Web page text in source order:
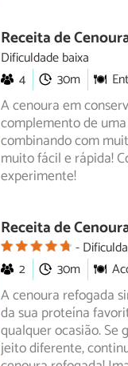
Receita de
Dificuldade baixa
4
30m
A cenoura em
complemento de
combinando com
muito fácil e rápida!
experimente!
Receita de
2
30m
A cenoura refogada
da sua proteína
qualquer ocasião.Se
jeito diferente,